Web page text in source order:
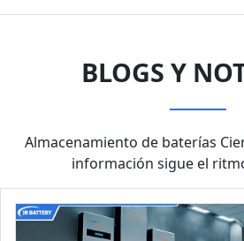
BLOGS Y
Almacenamiento de baterías
información sigue el